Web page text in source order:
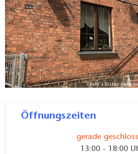
Pahl´s Eisbar
Öffnungszeiten
gerade
13:00 - 18:00